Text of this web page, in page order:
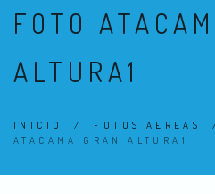
FOTO
ALTURA1
INICIO / FOTOS AEREAS
ATACAMA GRAN ALTURA1